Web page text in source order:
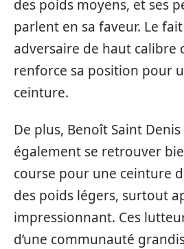
des poids moyens, et ses
parlent en sa faveur. Le
adversaire de haut calibre
renforce sa position pour
ceinture.
De plus, Benoît Saint
également se retrouver
course pour une ceinture
des poids légers, surtout
impressionnant. Ces
d’une communauté